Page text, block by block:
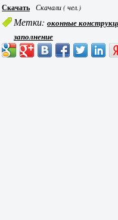
Скачать Скачали ( чел.)
Метки:оконные
заполнение